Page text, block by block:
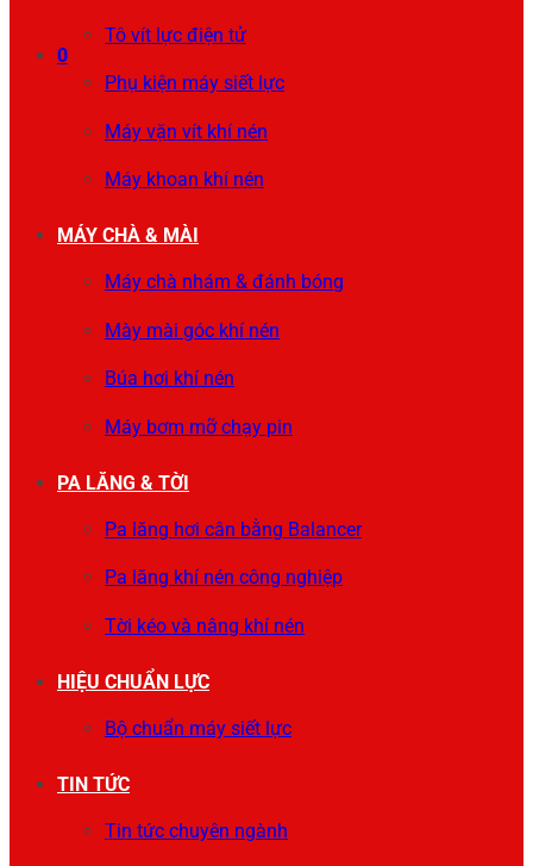
0
Tô vít lực điện tử
Phụ kiện máy siết lực
Máy vặn vít khí nén
Máy khoan khí nén
MÁY CHÀ & MÀI
Máy chà nhám & đánh bóng
Mày mài góc khí nén
Búa hơi khí nén
Máy bơm mỡ chạy pin
PA LĂNG & TỜI
Pa lăng hơi cân bằng Balancer
Pa lăng khí nén công nghiệp
Tời kéo và nâng khí nén
HIỆU CHUẨN LỰC
Bộ chuẩn máy siết lực
TIN TỨC
Tin tức chuyên ngành